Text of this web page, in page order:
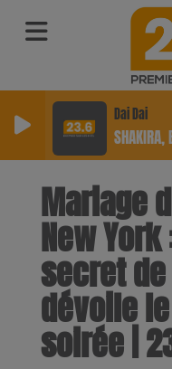
Dai Dai
SHAKIRA,
Mariage
New
secret
dévoile
soirée |